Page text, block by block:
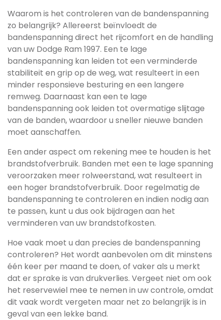
Waarom is het controleren van de bandenspanning
zo belangrijk? Allereerst beïnvloedt de
bandenspanning direct het rijcomfort en de handling
van uw Dodge Ram 1997. Een te lage
bandenspanning kan leiden tot een verminderde
stabiliteit en grip op de weg, wat resulteert in een
minder responsieve besturing en een langere
remweg. Daarnaast kan een te lage
bandenspanning ook leiden tot overmatige slijtage
van de banden, waardoor u sneller nieuwe banden
moet aanschaffen.
Een ander aspect om rekening mee te houden is het
brandstofverbruik. Banden met een te lage spanning
veroorzaken meer rolweerstand, wat resulteert in
een hoger brandstofverbruik. Door regelmatig de
bandenspanning te controleren en indien nodig aan
te passen, kunt u dus ook bijdragen aan het
verminderen van uw brandstofkosten.
Hoe vaak moet u dan precies de bandenspanning
controleren? Het wordt aanbevolen om dit minstens
één keer per maand te doen, of vaker als u merkt
dat er sprake is van drukverlies. Vergeet niet om ook
het reservewiel mee te nemen in uw controle, omdat
dit vaak wordt vergeten maar net zo belangrijk is in
geval van een lekke band.